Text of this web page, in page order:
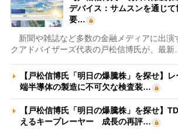
デバイス：サムスンを通じ
要…
新聞や雑誌など多数の金融メディアに出演
クアドバイザーズ代表の戸松信博氏が、最新…
【戸松信博氏「明日の爆騰株」を探せ】
端半導体の製造に不可欠な検査装…
【戸松信博氏「明日の爆騰株」を探せ】
えるキープレーヤー 成長の再評…